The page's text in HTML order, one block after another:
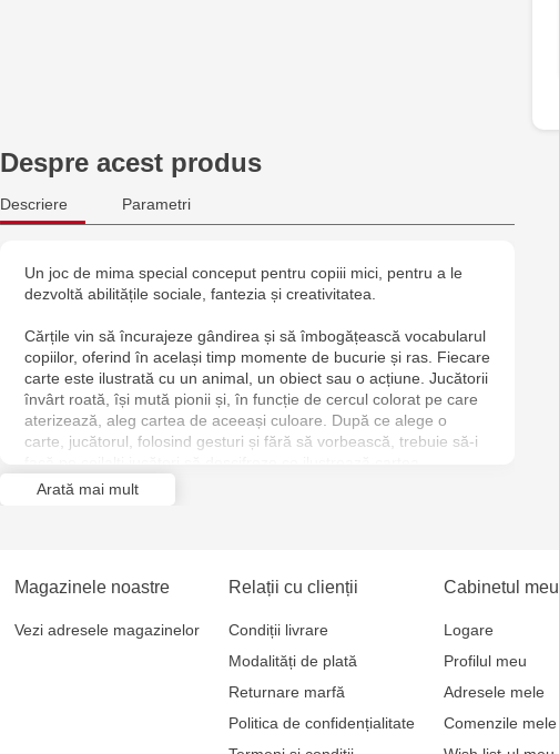
Despre acest produs
Descriere Parametri
Un joc de mima special conceput pentru copiii mici, pentru a le
dezvoltă abilitățile sociale, fantezia și creativitatea.
Cărțile vin să încurajeze gândirea și să îmbogățească vocabularul
copiilor, oferind în același timp momente de bucurie și ras. Fiecare
carte este ilustrată cu un animal, un obiect sau o acțiune. Jucătorii
învârt roată, își mută pionii și, în funcție de cercul colorat pe care
aterizează, aleg cartea de aceeași culoare. După ce alege o
carte, jucătorul, folosind gesturi și fără să vorbească, trebuie să-i
respectivă.
Arată mai mult
Magazinele noastre
Vezi adresele magazinelor
Relații cu clienții
Condiții livrare
Modalități de plată
Returnare marfă
Politica de confidențialitate
Cabinetul meu
Logare
Profilul meu
Adresele mele
Comenzile mele